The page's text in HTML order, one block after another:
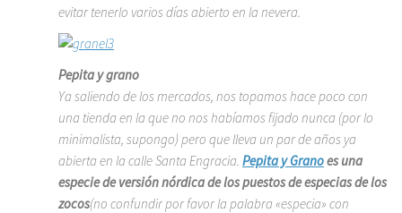
evitar tenerlo varios días abierto en la nevera.
Pepita y grano
Ya saliendo de los mercados, nos topamos hace poco con
una tienda en la que no nos habíamos fijado nunca (por lo
minimalista, supongo) pero que lleva un par de años ya
abierta en la calle Santa Engracia. Pepita y Granoes una
especie de versión nórdica de los puestos de especias de los
zocos(no confundir por favor la palabra «especia» con